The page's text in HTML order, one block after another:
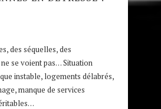
des séquelles, des
se voient pas… Situation
instable, logements délabrés,
manque de services